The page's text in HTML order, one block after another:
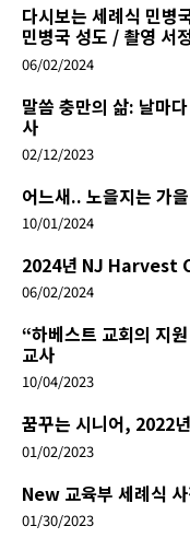
다시보는 세례식 민병
민병국 성도 / 촬영 서
06/02/2024
말씀 충만의 삶: 날마
사
02/12/2023
어느새.. 노을지는 가
10/01/2024
2024년 NJ
06/02/2024
“하베스트 교회의 지
교사
10/04/2023
꿈꾸는 시니어, 2022
01/02/2023
New 교육부 세례식
01/30/2023